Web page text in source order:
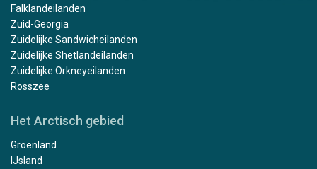
Falklandeilanden
Zuid-Georgia
Zuidelijke Sandwicheilanden
Zuidelijke Shetlandeilanden
Zuidelijke Orkneyeilanden
Rosszee
Het Arctisch gebied
Groenland
IJsland